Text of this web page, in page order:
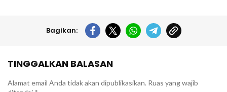
Bagikan:
TINGGALKAN BALASAN
Alamat email Anda tidak akan dipublikasikan. Ruas yang wajib